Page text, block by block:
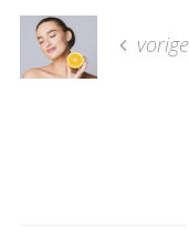
vorige